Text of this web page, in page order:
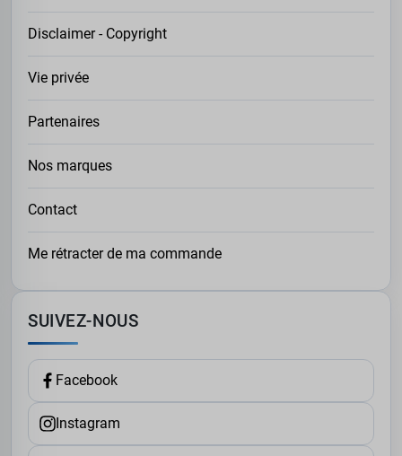
Disclaimer - Copyright
Vie privée
Partenaires
Nos marques
Contact
Me rétracter de ma commande
SUIVEZ-NOUS
Facebook
Instagram